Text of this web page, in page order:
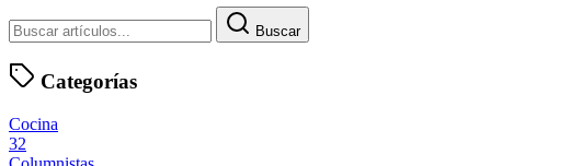
Buscar
Categorías
Cocina
32